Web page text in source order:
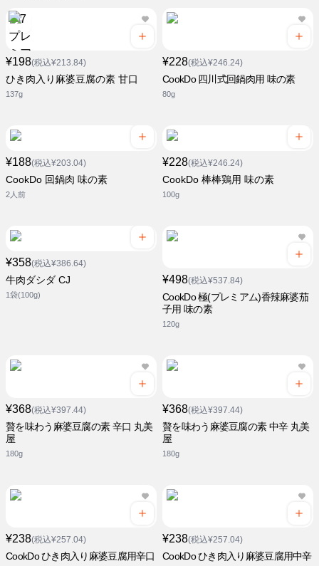
¥198(税込¥213.84)
ひき肉入り麻婆豆腐の素 甘口
137g
¥228(税込¥246.24)
CookDo 四川式回鍋肉用 味の素
80g
¥188(税込¥203.04)
CookDo 回鍋肉 味の素
2人前
¥228(税込¥246.24)
CookDo 棒棒鶏用 味の素
100g
¥358(税込¥386.64)
牛肉ダシダ CJ
1袋(100g)
¥498(税込¥537.84)
CookDo 極(プレミアム)香辣麻婆茄
子用 味の素
120g
¥368(税込¥397.44)
贅を味わう麻婆豆腐の素 辛口 丸美
屋
180g
¥368(税込¥397.44)
贅を味わう麻婆豆腐の素 中辛 丸美
屋
180g
¥238(税込¥257.04)
CookDo ひき肉入り麻婆豆腐用辛口
¥238(税込¥257.04)
CookDo ひき肉入り麻婆豆腐用中辛